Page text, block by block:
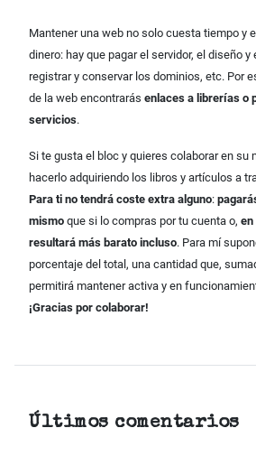
Mantener una web no solo cuesta tiempo y
dinero: hay que pagar el servidor, el diseño
registrar y conservar los dominios, etc. Por
de la web encontrarás enlaces a librerías o
servicios.
Si te gusta el bloc y quieres colaborar en su
hacerlo adquiriendo los libros y artículos a
Para ti no tendrá coste extra alguno:
mismo que si lo compras por tu cuenta o, en
resultará más barato incluso. Para mí
porcentaje del total, una cantidad que,
permitirá mantener activa y en
¡Gracias por colaborar!
Últimos comentarios